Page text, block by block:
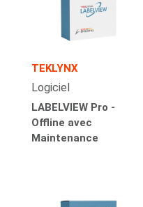
TEKLYNX
Logiciel
LABELVIEW Pro -
Offline avec
Maintenance